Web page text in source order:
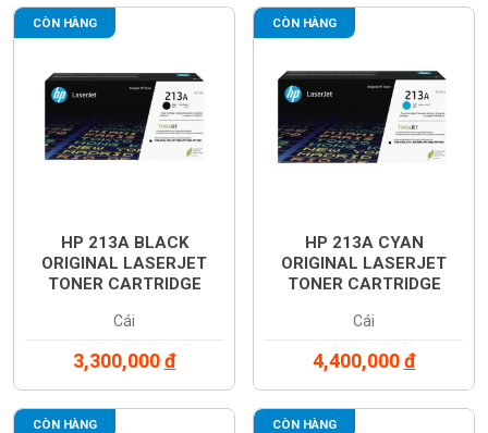
CÒN HÀNG
HP 213A BLACK
ORIGINAL LASERJET
TONER CARTRIDGE
Cái
3,300,000đ
CÒN HÀNG
HP 213A CYAN
ORIGINAL LASERJET
TONER CARTRIDGE
Cái
4,400,000đ
CÒN HÀNG CÒN HÀNG